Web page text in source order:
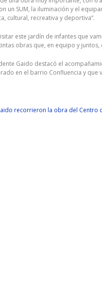
un SUM, la iluminación y el
cultural, recreativa y deportiva”.
este jardín de infantes que
obras que, en equipo y
Gaido destacó el
en el barrio Confluencia y que
recorrieron la obra del Centro